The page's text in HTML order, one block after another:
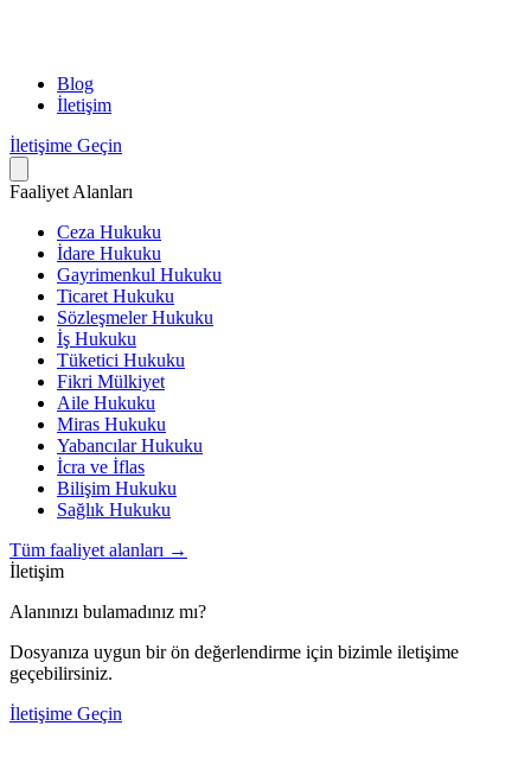
Blog
İletişim
İletişime Geçin
Faaliyet Alanları
Ceza Hukuku
İdare Hukuku
Gayrimenkul Hukuku
Ticaret Hukuku
Sözleşmeler Hukuku
İş Hukuku
Tüketici Hukuku
Fikri Mülkiyet
Aile Hukuku
Miras Hukuku
Yabancılar Hukuku
İcra ve İflas
Bilişim Hukuku
Sağlık Hukuku
Tüm faaliyet alanları →
İletişim
Alanınızı bulamadınız mı?
Dosyanıza uygun bir ön değerlendirme için bizimle iletişime
geçebilirsiniz.
İletişime Geçin